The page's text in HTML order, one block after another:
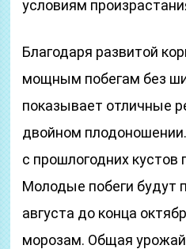
условиям
Благодаря развитой
мощным побегам без
показывает отличные
двойном
с прошлогодних кустов
Молодые побеги будут
августа до конца
морозам. Общая